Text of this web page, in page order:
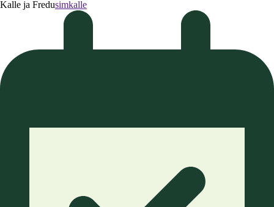
Kalle ja Fredusimkalle